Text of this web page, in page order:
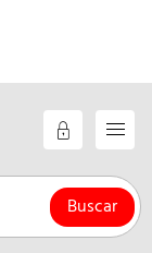
Buscar